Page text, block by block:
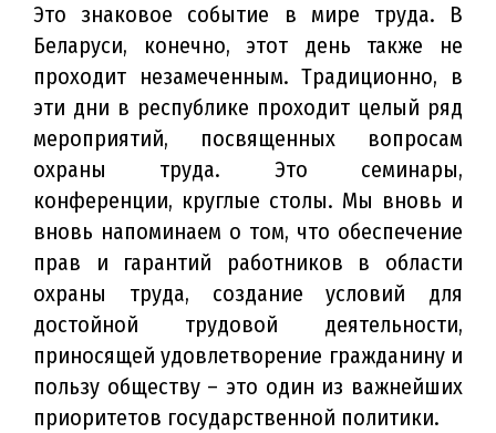
Это знаковое событие в мире труда. В
Беларуси, конечно, этот день также не
проходит незамеченным. Традиционно, в
эти дни в республике проходит целый ряд
мероприятий, посвященных вопросам
охраны труда. Это семинары,
конференции, круглые столы. Мы вновь и
вновь напоминаем о том, что обеспечение
прав и гарантий работников в области
охраны труда, создание условий для
достойной трудовой деятельности,
приносящей удовлетворение гражданину и
пользу обществу – это один из важнейших
приоритетов государственной политики.